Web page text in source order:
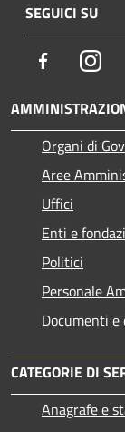
SEGUICI SU
Facebook
Organi di
Aree
Uffici
Enti e
Politici
Personale
Documenti e
CATEGORIE DI
Anagrafe e